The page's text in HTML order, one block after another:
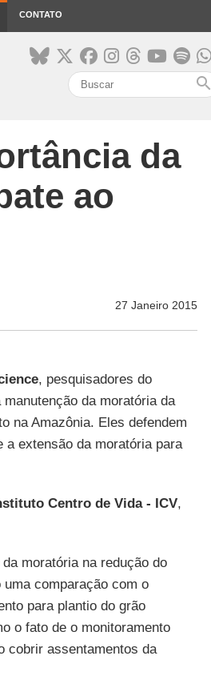
CONTATO
search
da
ao
27 Janeiro 2015
, pesquisadores do
da moratória da
na Amazônia. Eles defendem
a extensão da moratória para
Centro de Vida - ICV,
moratória na redução do
comparação com o
para plantio do grão
o fato de o monitoramento
cobrir assentamentos da